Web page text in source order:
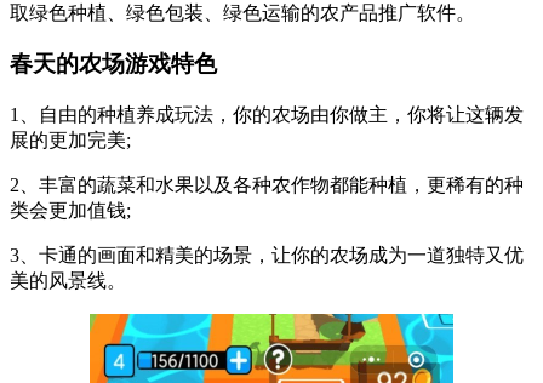
取绿色种植、绿色包装、绿色运输的农产品推广软件。
春天的农场游戏特色
1、自由的种植养成玩法，你的农场由你做主，你将让这辆发
展的更加完美;
2、丰富的蔬菜和水果以及各种农作物都能种植，更稀有的种
类会更加值钱;
3、卡通的画面和精美的场景，让你的农场成为一道独特又优
美的风景线。